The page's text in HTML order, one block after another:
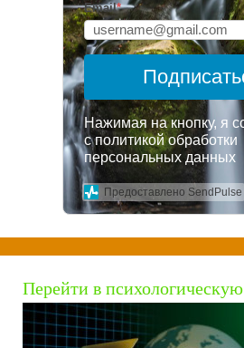
Email*
Нажимая на кнопку, я
с политикой обработки
персональных данных
Предоставлено SendPulse
Перейти в